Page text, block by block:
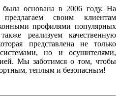
основана в 2006 году. На
своим клиентам
профилями популярных
реализуем качественную
представлена не только
но и осушителями,
Мы заботимся о том, чтобы
теплым и безопасным!